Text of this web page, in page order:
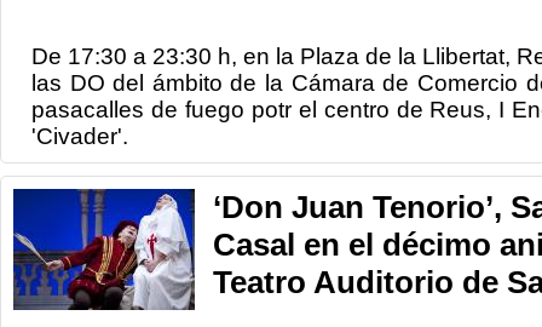
De 17:30 a 23:30 h, en la Plaza de la Llibertat,
las DO del ámbito de la Cámara de Comercio
pasacalles de fuego potr el centro de Reus, I
'Civader'.
‘Don Juan Tenorio’,
Casal en el décimo
Teatro Auditorio de